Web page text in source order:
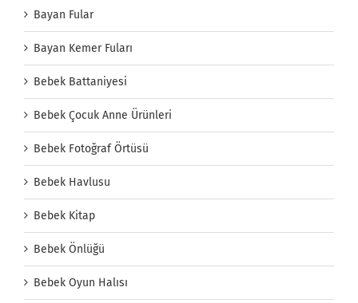
Bayan Fular
Bayan Kemer Fuları
Bebek Battaniyesi
Bebek Çocuk Anne Ürünleri
Bebek Fotoğraf Örtüsü
Bebek Havlusu
Bebek Kitap
Bebek Önlüğü
Bebek Oyun Halısı